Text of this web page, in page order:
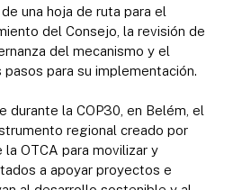
una hoja de ruta para el
del Consejo, la revisión de
del mecanismo y el
para su implementación.
durante la COP30, en Belém, el
regional creado por
OTCA para movilizar y
a apoyar proyectos e